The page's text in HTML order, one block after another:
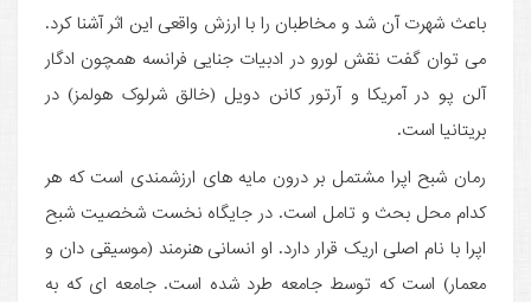
باعث شهرت آن شد و مخاطبان را با ارزش واقعی این اثر آشنا کرد.
می توان گفت نقش لورو در ادبیات جنایی فرانسه همچون ادگار
آلن پو در آمریکا و آرتور کانن دویل (خالق شرلوک هولمز) در
بریتانیا است.
رمان شبح اپرا مشتمل بر درون مایه های ارزشمندی است که هر
کدام محل بحث و تامل است. در جایگاه نخست شخصیت شبح
اپرا با نام اصلی اریک قرار دارد. او انسانی هنرمند (موسیقی دان و
معمار) است که توسط جامعه طرد شده است. جامعه ای که به